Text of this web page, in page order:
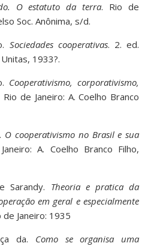
O estatuto da terra. Rio de
Soc. Anônima, s/d.
Sociedades cooperativas. 2. ed.
1933?.
Cooperativismo, corporativismo,
de Janeiro: A. Coelho Branco
O cooperativismo no Brasil e sua
A. Coelho Branco Filho,
Sarandy. Theoria e pratica da
em geral e especialmente
de Janeiro: 1935
da. Como se organisa uma